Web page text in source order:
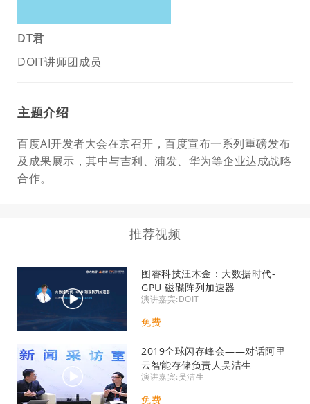
DT君
DOIT讲师团成员
主题介绍
百度AI开发者大会在京召开，百度宣布一系列重磅发布
及成果展示，其中与吉利、浦发、华为等企业达成战略
合作。
推荐视频
图睿科技汪木金：大数据时代-
GPU 磁碟阵列加速器
演讲嘉宾:DOIT
免费
2019全球闪存峰会——对话阿里
云智能存储负责人吴洁生
演讲嘉宾:吴洁生
免费